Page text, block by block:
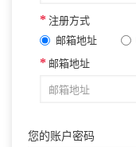
注册方式
邮箱地址
邮箱地址
您的账户密码